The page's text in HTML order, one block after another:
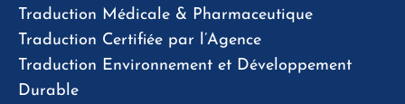
Traduction Médicale & Pharmaceutique
Traduction Certifiée par l’Agence
Traduction Environnement et Développement
Durable